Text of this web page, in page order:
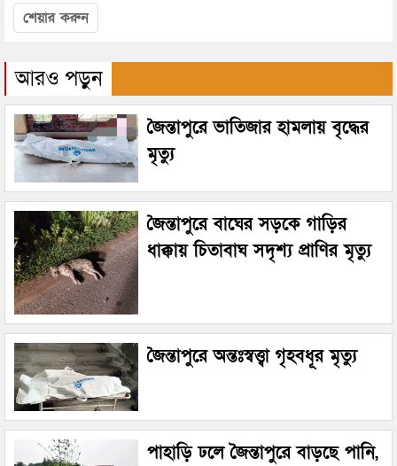
শেয়ার করুন
আরও পড়ুন
জৈন্তাপুরে ভাতিজার হামলায় বৃদ্ধের
মৃত্যু
জৈন্তাপুরে বাঘের সড়কে গাড়ির
ধাক্কায় চিতাবাঘ সদৃশ্য প্রাণির মৃত্যু
জৈন্তাপুরে অন্তঃস্বত্ত্বা গৃহবধূর মৃত্যু
পাহাড়ি ঢলে জৈন্তাপুরে বাড়ছে পানি,